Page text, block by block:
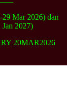
29 Mar 2026) dan
2027)
20MAR2026